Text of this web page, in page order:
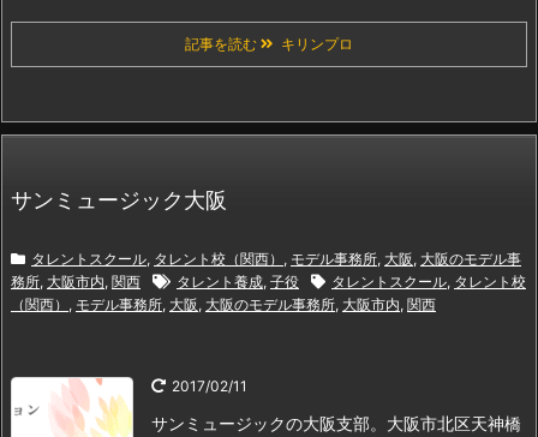
記事を読む キリンプロ
サンミュージック大阪
タレントスクール, タレント校（関西） , モデル事務所, 大阪, 大阪のモデル事
務所, 大阪市内, 関西 タレント養成, 子役 タレントスクール, タレント校
（関西） , モデル事務所, 大阪, 大阪のモデル事務所, 大阪市内, 関西
2017/02/11
サンミュージックの大阪支部。大阪市北区天神橋